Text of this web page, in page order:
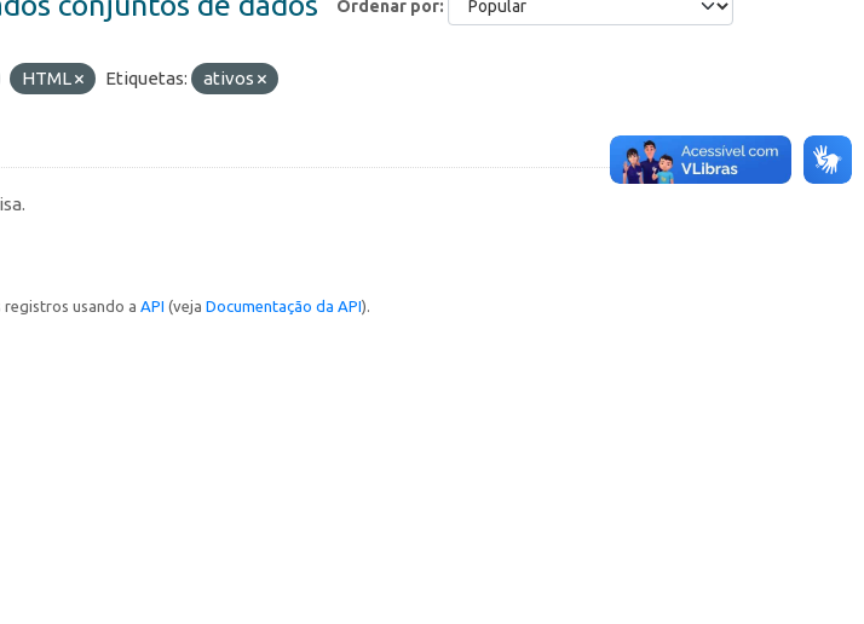
Ordenar por
HTML Etiquetas:
ativos
registros usando a API (veja Documentação da API).